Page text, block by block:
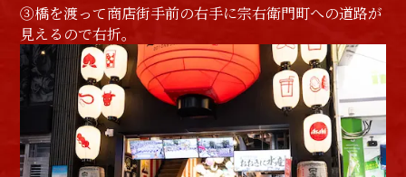
③橋を渡って商店街手前の右手に宗右衛門町への道路が
見えるので右折。